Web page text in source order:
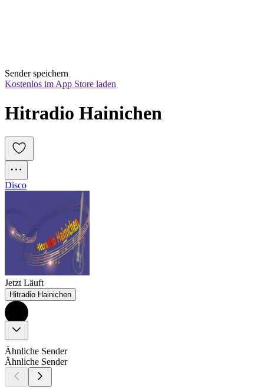
Sender speichern
Kostenlos im App Store laden
Hitradio Hainichen
Disco
Jetzt Läuft
Hitradio Hainichen
Ähnliche Sender
Ähnliche Sender